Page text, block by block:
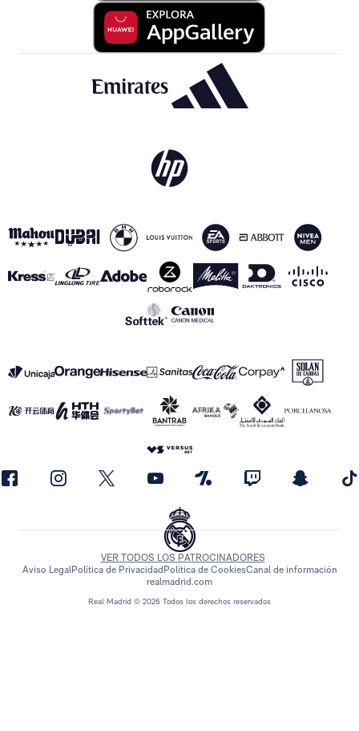
Real Madrid © 2026 Todos los derechos reservados
VER TODOS LOS PATROCINADORES
Aviso LegalPolítica de PrivacidadPolítica de CookiesCanal de información
realmadrid.com